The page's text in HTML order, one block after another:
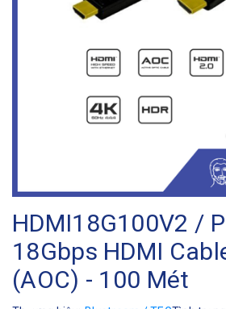
HDMI18G100V2 /
18Gbps HDMI
(AOC) - 100 Mét